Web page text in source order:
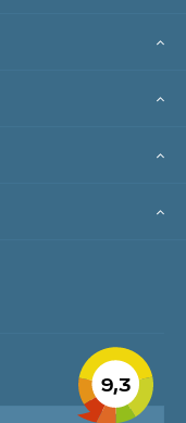
9,3